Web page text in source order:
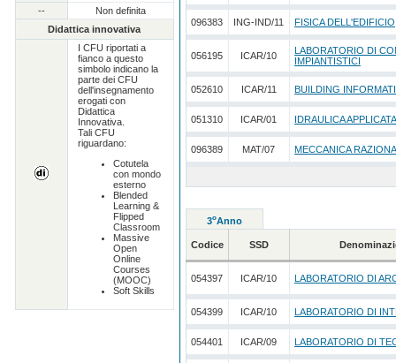
--
Non definita
Didattica innovativa
I CFU riportati a
fianco a questo
simbolo indicano la
parte dei CFU
dell'insegnamento
erogati con
Didattica
Innovativa.
Tali CFU
riguardano:
Cotutela
con mondo
esterno
Blended
Learning &
Flipped
Classroom
Massive
Open
Online
Courses
(MOOC)
Soft Skills
096383 ING-IND/11 FISICA DELL'EDIFICIO
056195 ICAR/10
LABORATORIO DI
IMPIANTISTICI
052610 ICAR/11 BUILDING
051310 ICAR/01 IDRAULICA APPLICATA
096389 MAT/07 MECCANICA
3oAnno
Codice SSD
054397 ICAR/10 LABORATORIO DI
054399 ICAR/10 LABORATORIO DI
054401 ICAR/09 LABORATORIO DI